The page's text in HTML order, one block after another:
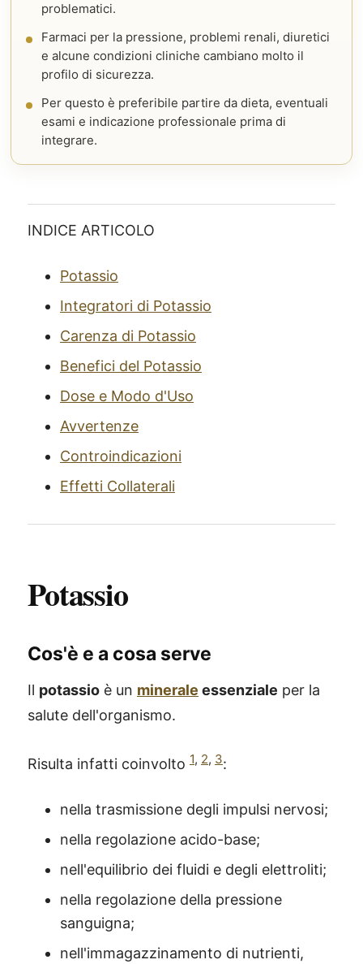
problematici.
Farmaci per la pressione, problemi renali, diuretici
e alcune condizioni cliniche cambiano molto il
profilo di sicurezza.
Per questo è preferibile partire da dieta, eventuali
esami e indicazione professionale prima di
integrare.
INDICE ARTICOLO
Potassio
Integratori di Potassio
Carenza di Potassio
Benefici del Potassio
Dose e Modo d'Uso
Avvertenze
Controindicazioni
Effetti Collaterali
Potassio
Cos'è e a cosa serve
Il potassio è un minerale essenziale per la
salute dell'organismo.
Risulta infatti coinvolto 1, 2, 3:
nella trasmissione degli impulsi nervosi;
nella regolazione acido-base;
nell'equilibrio dei fluidi e degli elettroliti;
nella regolazione della pressione
sanguigna;
nell'immagazzinamento di nutrienti,